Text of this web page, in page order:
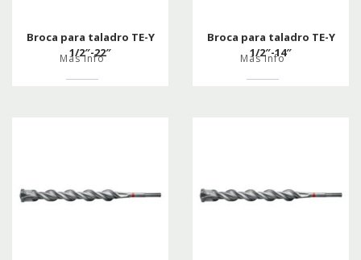
Broca para taladro TE-Y
1/2″-22″
Más info
Broca para taladro TE-Y
1/2″-14″
Más info